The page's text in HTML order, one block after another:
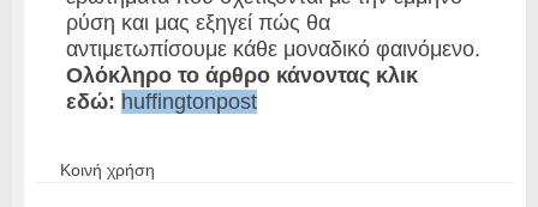
ρύση και μας εξηγεί πώς θα
αντιμετωπίσουμε κάθε μοναδικό φαινόμενο.
Ολόκληρο το άρθρο κάνοντας κλικ
εδώ: huffingtonpost
Κοινή χρήση